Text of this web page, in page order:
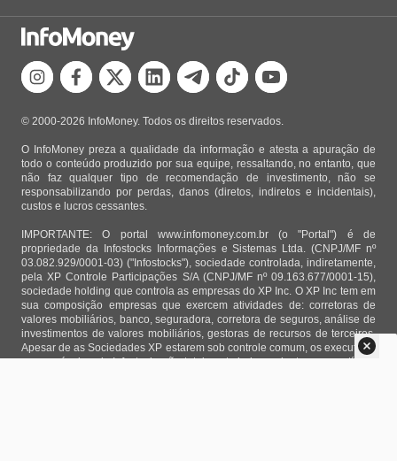
© 2000-2026 InfoMoney. Todos os direitos reservados.
O InfoMoney preza a qualidade da informação e atesta a apuração de
todo o conteúdo produzido por sua equipe, ressaltando, no entanto, que
não faz qualquer tipo de recomendação de investimento, não se
responsabilizando por perdas, danos (diretos, indiretos e incidentais),
custos e lucros cessantes.
IMPORTANTE: O portal www.infomoney.com.br (o "Portal") é de
propriedade da Infostocks Informações e Sistemas Ltda. (CNPJ/MF nº
03.082.929/0001-03) ("Infostocks"), sociedade controlada, indiretamente,
pela XP Controle Participações S/A (CNPJ/MF nº 09.163.677/0001-15),
sociedade holding que controla as empresas do XP Inc. O XP Inc tem em
sua composição empresas que exercem atividades de: corretoras de
valores mobiliários, banco, seguradora, corretora de seguros, análise de
investimentos de valores mobiliários, gestoras de recursos de terceiros.
Apesar de as Sociedades XP estarem sob controle comum, os executivos
responsáveis pela Infostocks são totalmente independentes e as notícias,